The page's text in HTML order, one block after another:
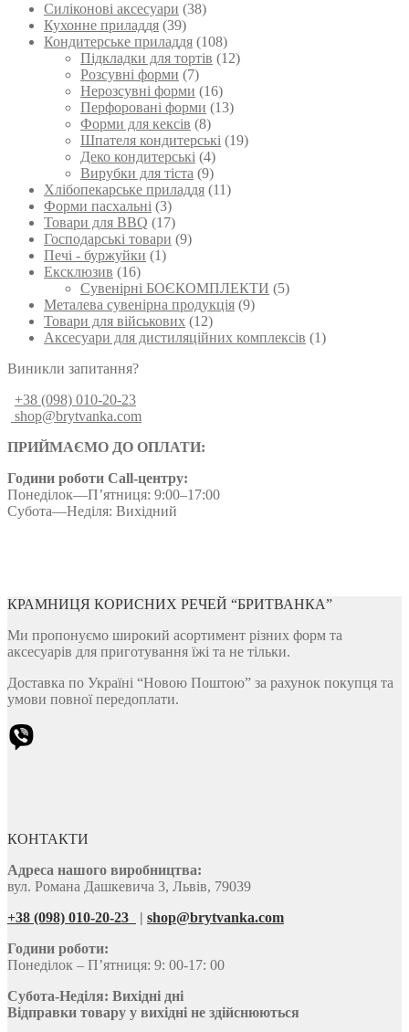
Силіконові аксесуари (38)
Кухонне приладдя (39)
Кондитерське приладдя (108)
Підкладки для тортів (12)
Розсувні форми (7)
Нерозсувні форми (16)
Перфоровані форми (13)
Форми для кексів (8)
Шпателя кондитерські (19)
Деко кондитерські (4)
Вирубки для тіста (9)
Хлібопекарське приладдя (11)
Форми пасхальні (3)
Товари для BBQ (17)
Господарські товари (9)
Печі - буржуйки (1)
Ексклюзив (16)
Сувенірні БОЄКОМПЛЕКТИ (5)
Металева сувенірна продукція (9)
Товари для військових (12)
Аксесуари для дистиляційних комплексів (1)
Виникли запитання?
+38 (098) 010-20-23
shop@brytvanka.com
ПРИЙМАЄМО ДО ОПЛАТИ:
Години роботи Call-центру:
Понеділок—П’ятниця: 9:00–17:00
Субота—Неділя: Вихідний
КРАМНИЦЯ КОРИСНИХ РЕЧЕЙ “БРИТВАНКА”
Ми пропонуємо широкий асортимент різних форм та
аксесуарів для приготування їжі та не тільки.
Доставка по Україні “Новою Поштою” за рахунок покупця та
умови повної передоплати.
КОНТАКТИ
Адреса нашого виробництва:
вул. Романа Дашкевича 3, Львів, 79039
+38 (098) 010-20-23
| shop@brytvanka.com
Години роботи:
Понеділок – П’ятниця: 9: 00-17: 00
Субота-Неділя: Вихідні дні
Відправки товару у вихідні не здійснюються